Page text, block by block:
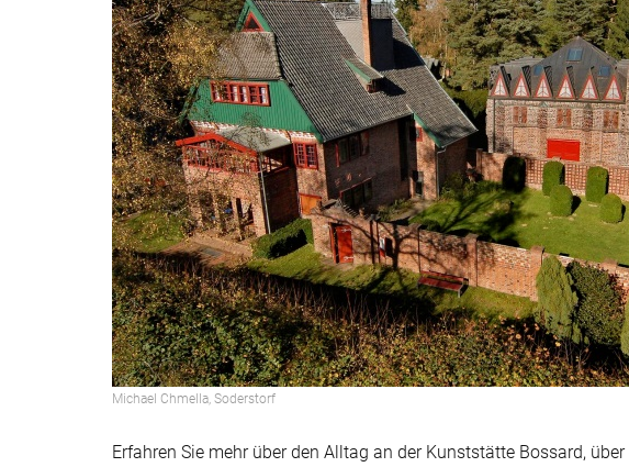
Michael Chmella, Soderstorf
Erfahren Sie mehr über den Alltag an der Kunststätte Bossard,